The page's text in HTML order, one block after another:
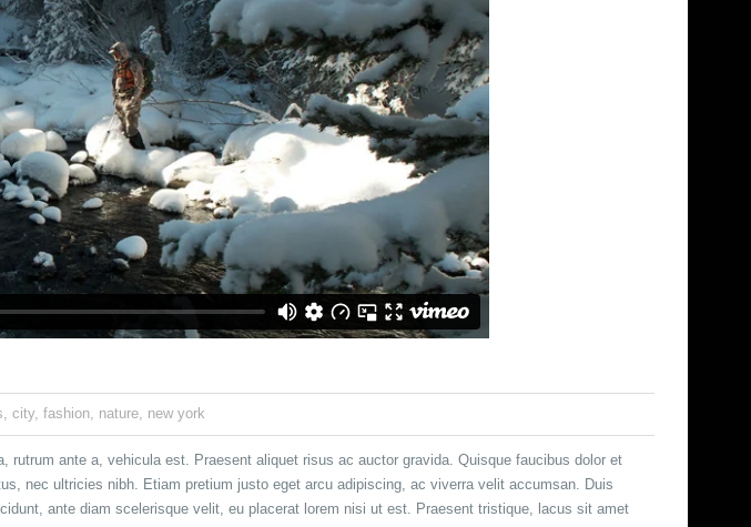
, city, fashion, nature, new york
rutrum ante a, vehicula est. Praesent aliquet risus ac auctor gravida. Quisque faucibus dolor et
nec ultricies nibh. Etiam pretium justo eget arcu adipiscing, ac viverra velit accumsan. Duis
ante diam scelerisque velit, eu placerat lorem nisi ut est. Praesent tristique, lacus sit amet